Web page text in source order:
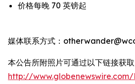
价格每晚 70 英镑起
媒体联系方式：
本公告所附照片可通过以下链接获取
http://